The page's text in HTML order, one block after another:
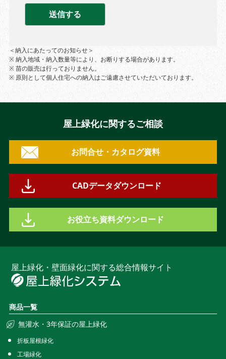
＜納入にあたってのお知らせ＞
※ 納入地域・納入数量等により、お断りする場合があります。
※ 苗の販売は行っておりません。
※ 原則として個人住宅への納入はご遠慮させていただいております。
屋上緑化に関するご相談
お問合せ・カタログ資料
CADデータダウンロード
お役立ち資料ダウンロード
屋上緑化・壁面緑化に関する総合情報サイト
商品一覧
無灌水・3年保証の屋上緑化
折板屋根緑化
工場緑化